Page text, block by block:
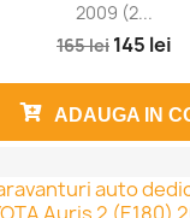
2009 (2...
165 lei 145 lei
ADAUGA IN